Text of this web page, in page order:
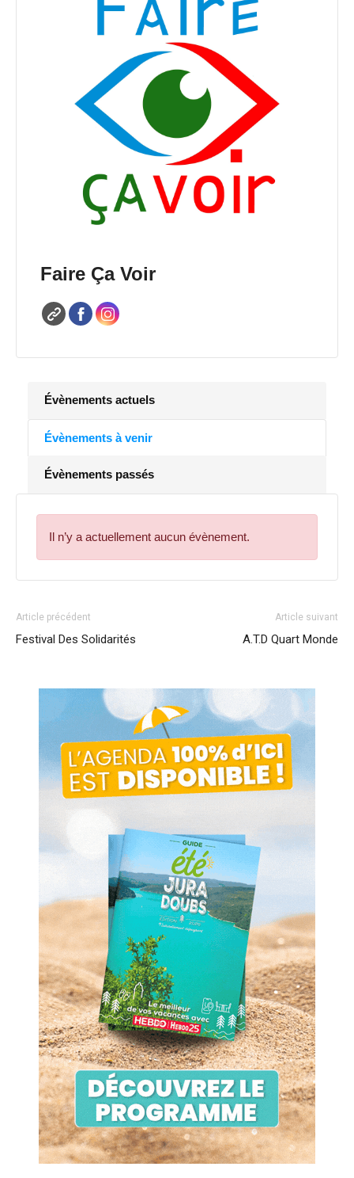
Faire Ça Voir
Évènements actuels
Évènements à venir
Évènements passés
Il n’y a actuellement aucun évènement.
Article précédent
Festival Des Solidarités
Article suivant
A.T.D Quart Monde